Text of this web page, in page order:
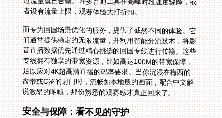
者设有流量上限，观赛体验大打折扣。
而专为回国场景优化的服务，提供了截然不同的体验。它
们通常提供稳定的无限流量，并利用智能分流技术，将影
音直播数据优先通过精心挑选的回国专线进行传输。这些
专线拥有独享的带宽资源，比如高达100M的带宽保障，
足以应对4K超高清直播的码率要求。当你沉浸在梅西的
盘带或C罗的射门时，流畅如本地般的画面，配合中文解
说激昂的呐喊，那份熟悉的观赛感才真正回来了。
安全与保障：看不见的守护